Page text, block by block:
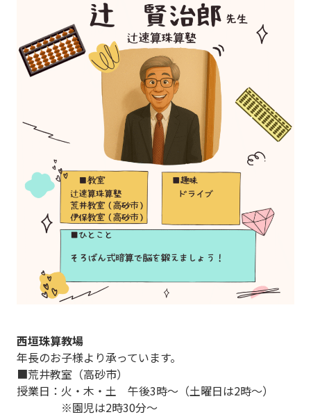
西垣珠算教場
年長のお子様より承っています。
■荒井教室（高砂市）
授業日：火・木・土 午後3時～（土曜日は2時～）
※園児は2時30分～